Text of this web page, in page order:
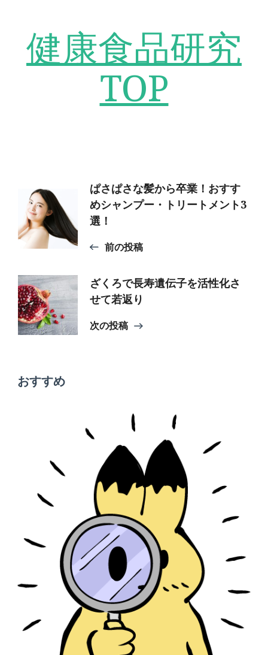
健康食品研究
TOP
投
稿
ナ
ビ
ゲ
ー
ン
ぱさぱさな髪から卒業！おすす
めシャンプー・トリートメント3
選！
前の投稿
ざくろで長寿遺伝子を活性化さ
せて若返り
次の投稿
おすすめ